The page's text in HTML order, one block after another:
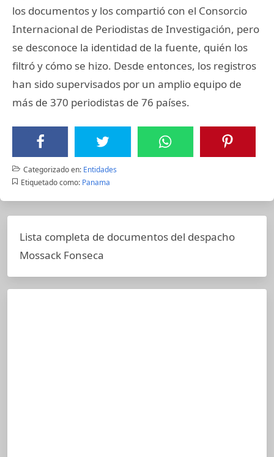
los documentos y los compartió con el Consorcio
Internacional de Periodistas de Investigación, pero
se desconoce la identidad de la fuente, quién los
filtró y cómo se hizo. Desde entonces, los registros
han sido supervisados por un amplio equipo de
más de 370 periodistas de 76 países.
Categorizado en: Entidades
Etiquetado como: Panama
Lista completa de documentos del despacho
Mossack Fonseca